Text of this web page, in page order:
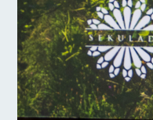
jest w świecie z